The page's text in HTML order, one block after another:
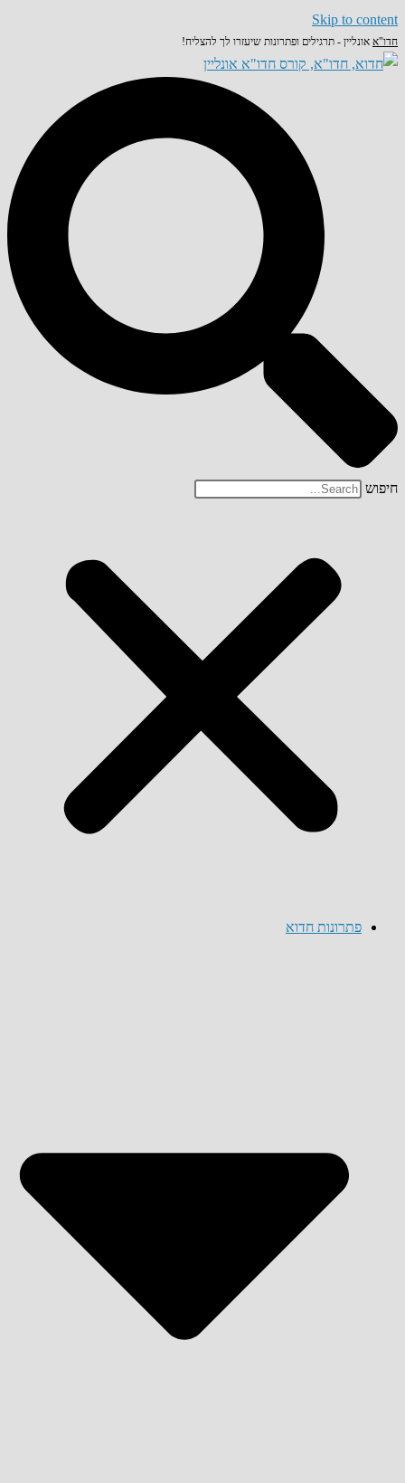
Skip to content
חדו"א אונליין - תרגילים ופתרונות שיעזרו לך להצליח!
חיפוש
פתרונות חדוא